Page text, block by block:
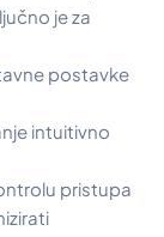
je za
postavke
intuitivno
pristupa